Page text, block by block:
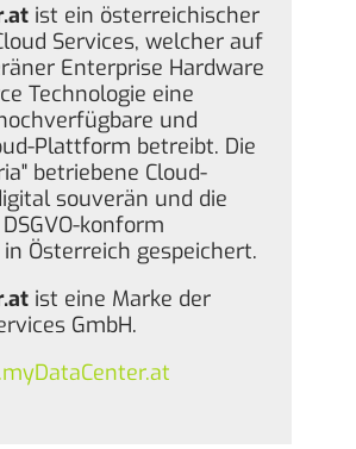
ist ein österreichischer
Services, welcher auf
Enterprise Hardware
Technologie eine
und
Plattform betreibt. Die
betriebene Cloud-
souverän und die
konform
Österreich gespeichert.
ist eine Marke der
GmbH.